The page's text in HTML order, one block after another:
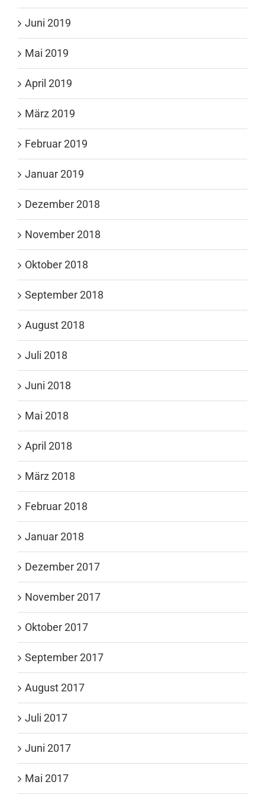
Juni 2019
Mai 2019
April 2019
März 2019
Februar 2019
Januar 2019
Dezember 2018
November 2018
Oktober 2018
September 2018
August 2018
Juli 2018
Juni 2018
Mai 2018
April 2018
März 2018
Februar 2018
Januar 2018
Dezember 2017
November 2017
Oktober 2017
September 2017
August 2017
Juli 2017
Juni 2017
Mai 2017